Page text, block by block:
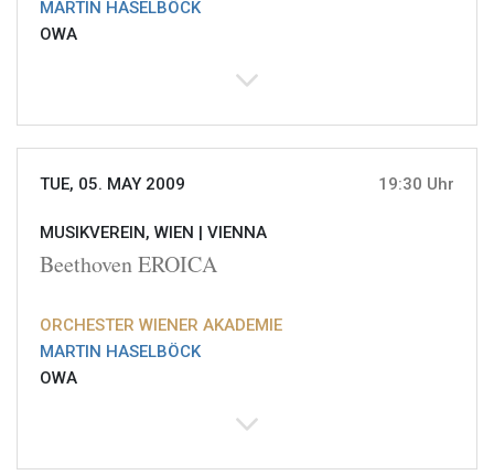
MARTIN HASELBÖCK
OWA
TUE, 05. MAY 2009 19:30 Uhr
MUSIKVEREIN, WIEN | VIENNA
Beethoven EROICA
ORCHESTER WIENER AKADEMIE
MARTIN HASELBÖCK
OWA